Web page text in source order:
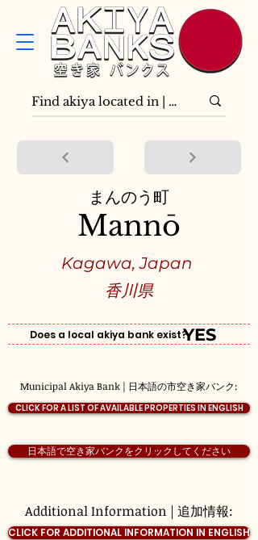
香川県
日本語で空き家バンクをクリックしてください
Does a local akiya bank exist?
Mannō
Municipal Akiya Bank | 日本語の市空き家バンク:
Additional Information | 追加情報:
Kagawa, Japan
まんのう町
YES
CLICK FOR A LIST OF AVAILABLE PROPERTIES IN ENGLISH
CLICK FOR ADDITIONAL INFORMATION IN ENGLISH